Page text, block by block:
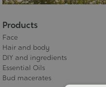
Products
Face
Hair and body
DIY and ingredients
Essential Oils
Bud macerates